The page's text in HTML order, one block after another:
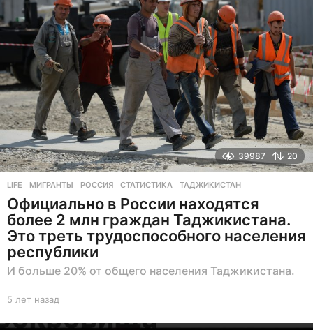
а
д
39987 20
LIFE МИГРАНТЫ ,РОССИЯ ,СТАТИСТИКА ,ТАДЖИКИСТАН
Официально в России находятся
более 2 млн граждан Таджикистана.
Это треть трудоспособного населения
республики
И больше 20% от общего населения Таджикистана.
5 лет назад
е